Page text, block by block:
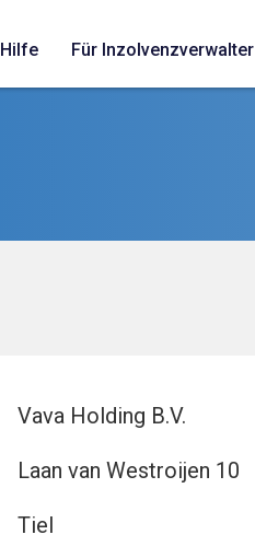
Hilfe Für Inzolvenzverwalter
Vava Holding B.V.
Laan van Westroijen 10
Tiel